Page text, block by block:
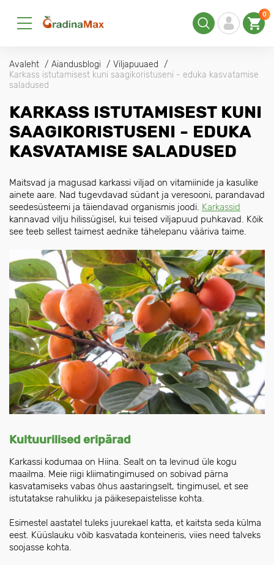
0
Avaleht Aiandusblogi
Viljapuuaed
Karkass istutamisest kuni saagikoristuseni - eduka kasvatamise
saladused
KARKASS ISTUTAMISEST KUNI
SAAGIKORISTUSENI - EDUKA
KASVATAMISE SALADUSED
Maitsvad ja magusad karkassi viljad on vitamiinide ja kasulike
ainete aare. Nad tugevdavad südant ja veresooni, parandavad
seedesüsteemi ja täiendavad organismis joodi. Karkassid
kannavad vilju hilissügisel, kui teised viljapuud puhkavad. Kõik
see teeb sellest taimest aednike tähelepanu vääriva taime.
Kultuurilised eripärad
Karkassi kodumaa on Hiina. Sealt on ta levinud üle kogu
maailma. Meie riigi kliimatingimused on sobivad pärna
kasvatamiseks vabas õhus aastaringselt, tingimusel, et see
istutatakse rahulikku ja päikesepaistelisse kohta.
Esimestel aastatel tuleks juurekael katta, et kaitsta seda külma
eest. Küüslauku võib kasvatada konteineris, viies need talveks
soojasse kohta.